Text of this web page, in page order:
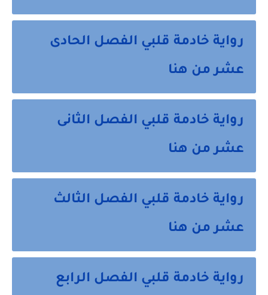
رواية خادمة قلبي الفصل الحادى
عشر من هنا
رواية خادمة قلبي الفصل الثانى
عشر من هنا
رواية خادمة قلبي الفصل الثالث
عشر من هنا
رواية خادمة قلبي الفصل الرابع